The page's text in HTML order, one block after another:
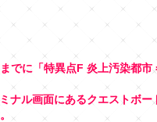
でに「特異点F 炎上汚染都
ナル画面にあるクエストボ